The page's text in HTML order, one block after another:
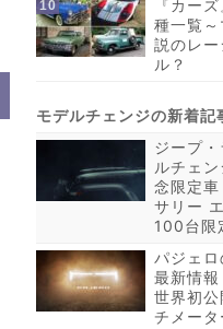
『カー
種一覧
説のレ
ル？
ジープ
ルチェ
念限定
サリー
100台限
パジェ
最新情
世界初
チメー